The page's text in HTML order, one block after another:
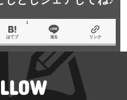
はてブ
1
送る リンク